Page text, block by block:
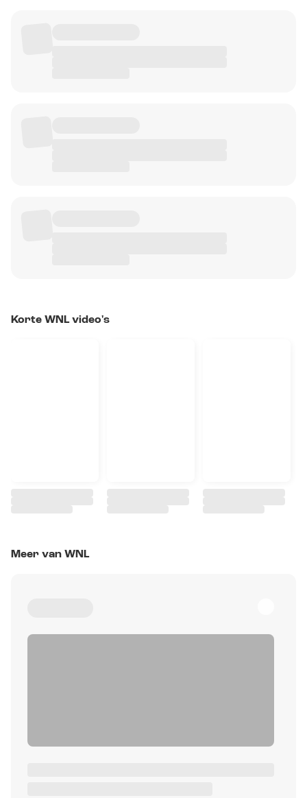
Korte WNL video's
Meer van WNL